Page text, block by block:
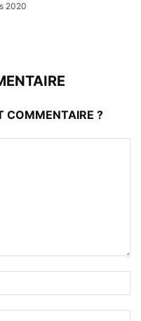
2020
COMMENTAIRE ?